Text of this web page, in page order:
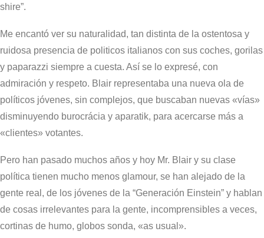
shire”.
Me encantó ver su naturalidad, tan distinta de la ostentosa y
ruidosa presencia de politicos italianos con sus coches, gorilas
y paparazzi siempre a cuesta. Así se lo expresé, con
admiración y respeto. Blair representaba una nueva ola de
políticos jóvenes, sin complejos, que buscaban nuevas «vías»
disminuyendo burocrácia y aparatik, para acercarse más a
«clientes» votantes.
Pero han pasado muchos años y hoy Mr. Blair y su clase
política tienen mucho menos glamour, se han alejado de la
gente real, de los jóvenes de la “Generación Einstein” y hablan
de cosas irrelevantes para la gente, incomprensibles a veces,
cortinas de humo, globos sonda, «as usual».